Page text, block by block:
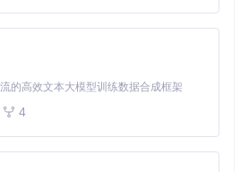
并发数，避免触发反爬
=
,
,
的高效文本大模型训练数据合成框架
4